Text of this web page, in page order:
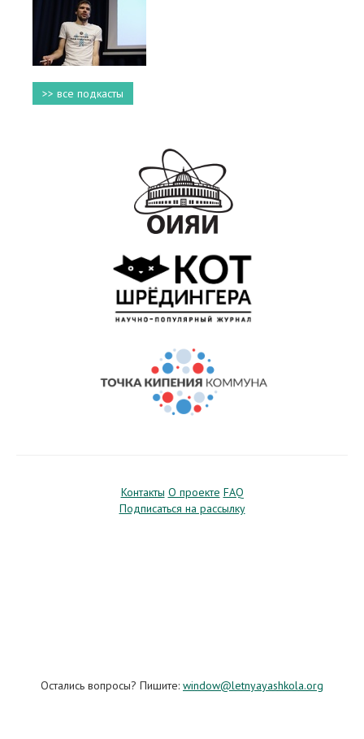
>> все подкасты
Контакты О проекте FAQ
Подписаться на рассылку
Остались вопросы? Пишите: window@letnyayashkola.org